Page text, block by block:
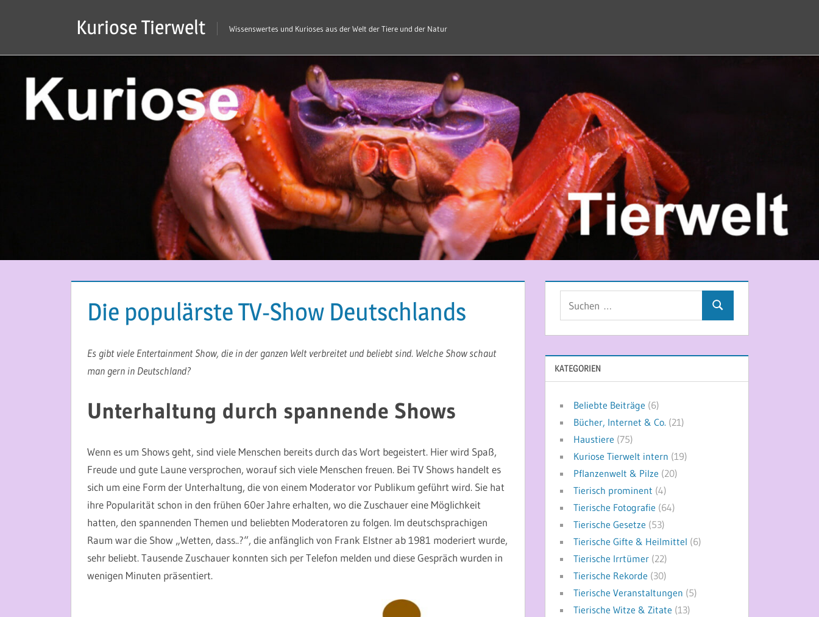
Kuriose Tierwelt Wissenswertes und Kurioses aus der Welt der Tiere und der Natur
Die populärste TV-Show Deutschlands
Es gibt viele Entertainment Show, die in der ganzen Welt verbreitet und beliebt sind. Welche Show schaut
man gern in Deutschland?
Unterhaltung durch spannende Shows
Wenn es um Shows geht, sind viele Menschen bereits durch das Wort begeistert. Hier wird Spaß,
Freude und gute Laune versprochen, worauf sich viele Menschen freuen. Bei TV Shows handelt es
sich um eine Form der Unterhaltung, die von einem Moderator vor Publikum geführt wird. Sie hat
ihre Popularität schon in den frühen 60er Jahre erhalten, wo die Zuschauer eine Möglichkeit
hatten, den spannenden Themen und beliebten Moderatoren zu folgen. Im deutschsprachigen
Raum war die Show „Wetten, dass..?“, die anfänglich von Frank Elstner ab 1981 moderiert wurde,
sehr beliebt. Tausende Zuschauer konnten sich per Telefon melden und diese Gespräch wurden in
wenigen Minuten präsentiert.
Suchen
KATEGORIEN
Beliebte Beiträge (6)
Bücher, Internet & Co. (21)
Haustiere (75)
Kuriose Tierwelt intern (19)
Pflanzenwelt & Pilze (20)
Tierisch prominent (4)
Tierische Fotografie (64)
Tierische Gesetze (53)
Tierische Gifte & Heilmittel (6)
Tierische Irrtümer (22)
Tierische Rekorde (30)
Tierische Veranstaltungen (5)
Tierische Witze & Zitate (13)